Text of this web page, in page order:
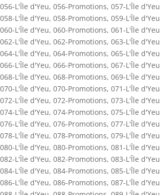
056-L'Île d'Yeu, 056-Promotions, 057-L'Île d'Yeu
058-L'Île d'Yeu, 058-Promotions, 059-L'Île d'Yeu
060-L'Île d'Yeu, 060-Promotions, 061-L'Île d'Yeu
062-L'Île d'Yeu, 062-Promotions, 063-L'Île d'Yeu
064-L'Île d'Yeu, 064-Promotions, 065-L'Île d'Yeu
066-L'Île d'Yeu, 066-Promotions, 067-L'Île d'Yeu
068-L'Île d'Yeu, 068-Promotions, 069-L'Île d'Yeu
070-L'Île d'Yeu, 070-Promotions, 071-L'Île d'Yeu
072-L'Île d'Yeu, 072-Promotions, 073-L'Île d'Yeu
074-L'Île d'Yeu, 074-Promotions, 075-L'Île d'Yeu
076-L'Île d'Yeu, 076-Promotions, 077-L'Île d'Yeu
078-L'Île d'Yeu, 078-Promotions, 079-L'Île d'Yeu
080-L'Île d'Yeu, 080-Promotions, 081-L'Île d'Yeu
082-L'Île d'Yeu, 082-Promotions, 083-L'Île d'Yeu
084-L'Île d'Yeu, 084-Promotions, 085-L'Île d'Yeu
086-L'Île d'Yeu, 086-Promotions, 087-L'Île d'Yeu